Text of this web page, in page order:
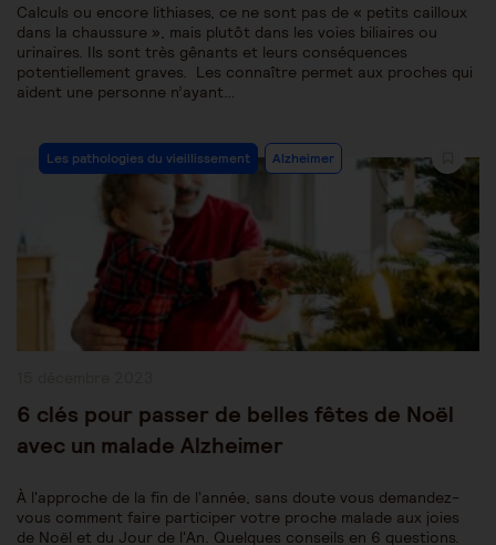
Calculs ou encore lithiases, ce ne sont pas de « petits cailloux
dans la chaussure », mais plutôt dans les voies biliaires ou
urinaires. Ils sont très gênants et leurs conséquences
potentiellement graves. Les connaître permet aux proches qui
aident une personne n’ayant…
Post
Category:
Les pathologies du vieillissement Alzheimer
6 clés pour passer de belles fêtes de Noël
avec un malade Alzheimer
À l'approche de la fin de l'année, sans doute vous demandez-
vous comment faire participer votre proche malade aux joies
de Noël et du Jour de l'An. Quelques conseils en 6 questions.